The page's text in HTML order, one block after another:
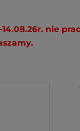
nie